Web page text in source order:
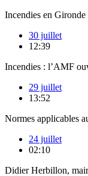
Incendies en Gironde
30 juillet
12:39
Incendies : l’AMF
29 juillet
13:52
Normes applicables
24 juillet
02:10
Didier Herbillon,